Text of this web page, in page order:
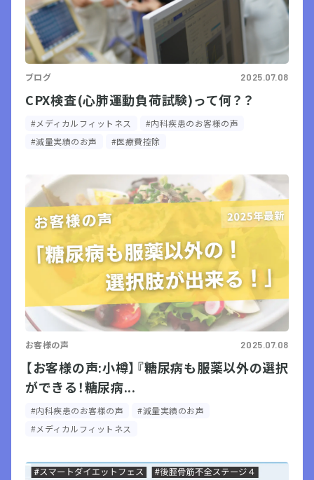
ブログ 2025.07.08
CPX検査(心肺運動負荷試験)って何？？
#メディカルフィットネス
#内科疾患のお客様の声
#減量実績のお声
#医療費控除
お客様の声 2025.07.08
【お客様の声:小樽】『糖尿病も服薬以外の選択
ができる！糖尿病...
#内科疾患のお客様の声
#減量実績のお声
#メディカルフィットネス